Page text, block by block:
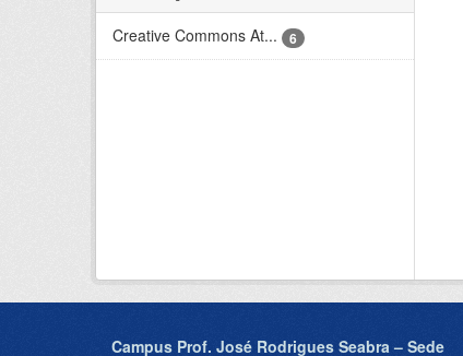
Creative Commons At...
6
Campus Prof. José Rodrigues Seabra – Sede